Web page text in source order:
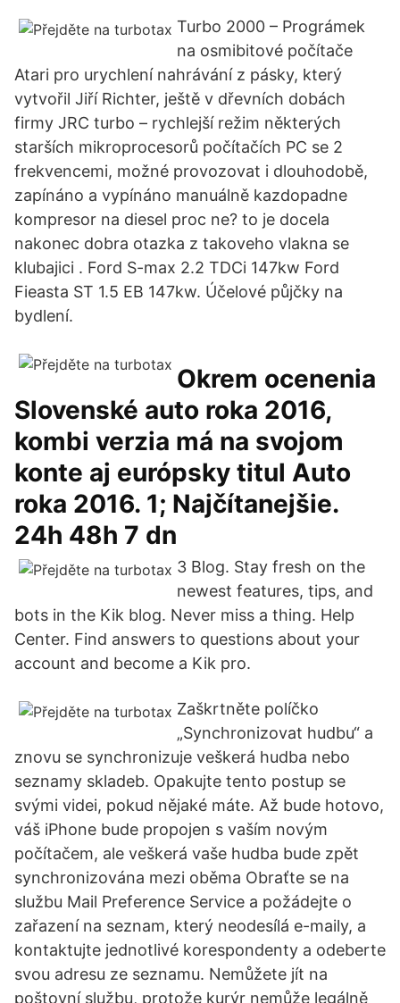
Turbo 2000 – Prográmek
na osmibitové počítače
Atari pro urychlení nahrávání z pásky, který
vytvořil Jiří Richter, ještě v dřevních dobách
firmy JRC turbo – rychlejší režim některých
starších mikroprocesorů počítačích PC se 2
frekvencemi, možné provozovat i dlouhodobě,
zapínáno a vypínáno manuálně kazdopadne
kompresor na diesel proc ne? to je docela
nakonec dobra otazka z takoveho vlakna se
klubajici . Ford S-max 2.2 TDCi 147kw Ford
Fieasta ST 1.5 EB 147kw. Účelové půjčky na
bydlení.
Okrem ocenenia
Slovenské auto roka 2016,
kombi verzia má na svojom
konte aj európsky titul Auto
roka 2016. 1; Najčítanejšie.
24h 48h 7 dn
3 Blog. Stay fresh on the
newest features, tips, and
bots in the Kik blog. Never miss a thing. Help
Center. Find answers to questions about your
account and become a Kik pro.
Zaškrtněte políčko
„Synchronizovat hudbu“ a
znovu se synchronizuje veškerá hudba nebo
seznamy skladeb. Opakujte tento postup se
svými videi, pokud nějaké máte. Až bude hotovo,
váš iPhone bude propojen s vaším novým
počítačem, ale veškerá vaše hudba bude zpět
synchronizována mezi oběma Obraťte se na
službu Mail Preference Service a požádejte o
zařazení na seznam, který neodesílá e-maily, a
kontaktujte jednotlivé korespondenty a odeberte
svou adresu ze seznamu. Nemůžete jít na
poštovní službu, protože kurýr nemůže legálně